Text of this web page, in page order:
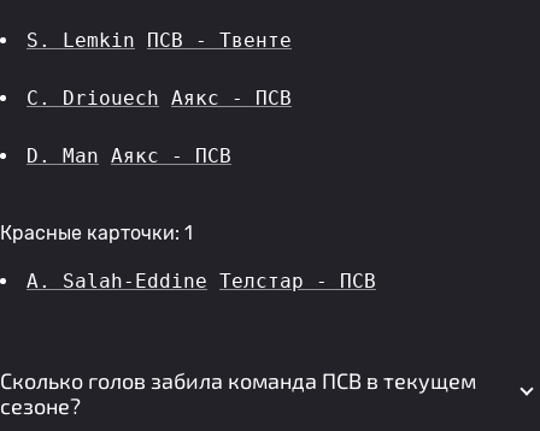
S. Lemkin ПСВ - Твенте
C. Driouech Аякс - ПСВ
D. Man Аякс - ПСВ
Красные карточки: 1
A. Salah-Eddine Телстар - ПСВ
Сколько голов забила команда ПСВ в текущем
сезоне?